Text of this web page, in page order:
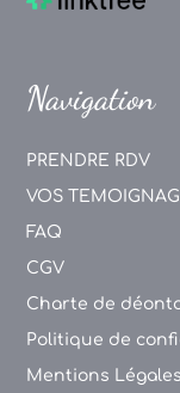
Navigation
PRENDRE RDV
VOS
FAQ
CGV
Charte de
Politique de
Mentions Légales